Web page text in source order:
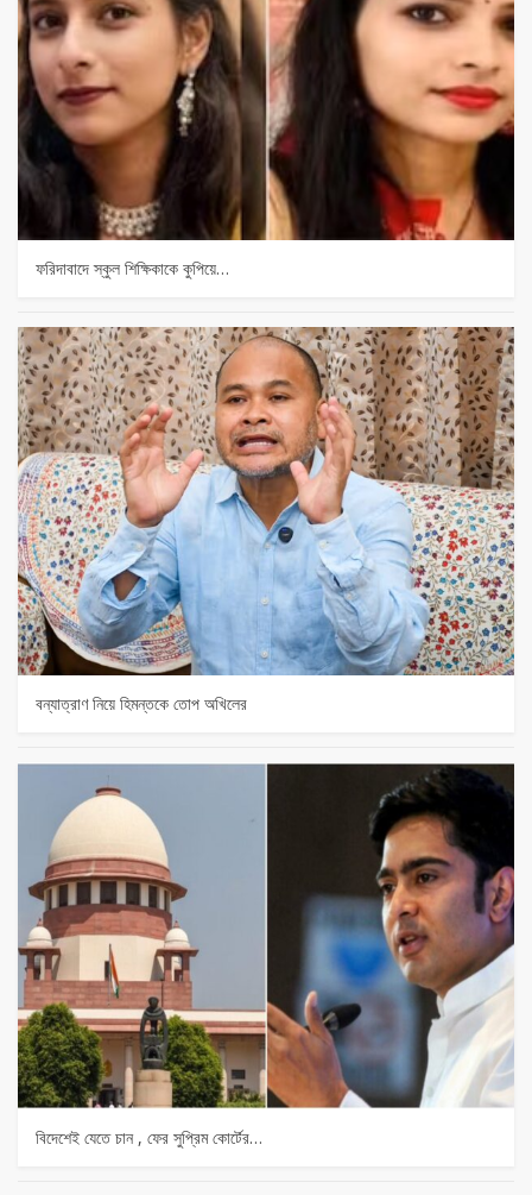
ফরিদাবাদে স্কুল শিক্ষিকাকে কুপিয়ে…
বন্যাত্রাণ নিয়ে হিমন্তকে তোপ অখিলের
বিদেশেই যেতে চান , ফের সুপ্রিম কোর্টের…